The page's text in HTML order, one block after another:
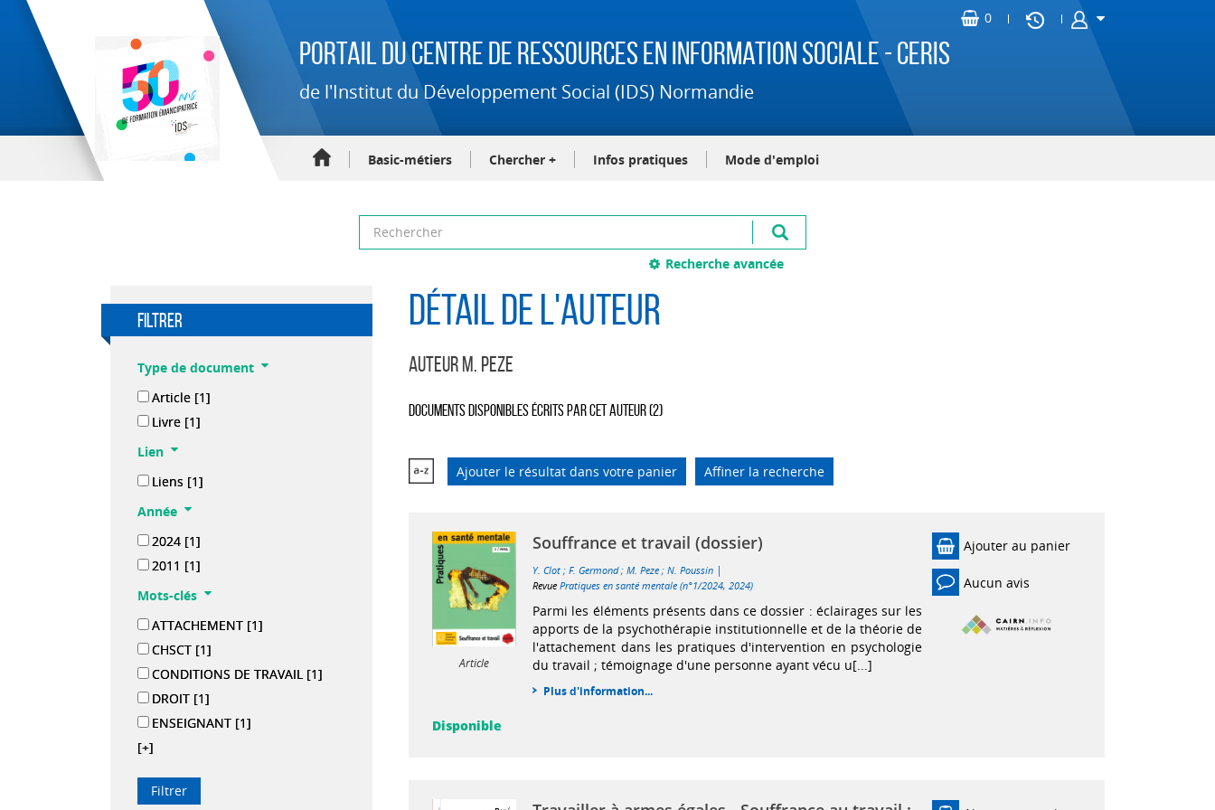
Portail du Centre de Ressources en Information Sociale - CERIS
de l'Institut du Développement Social (IDS) Normandie
Basic-métiers Chercher + Infos pratiques Mode d'emploi
Recherche avancée
filtrer
Type de document
Article [1]
Livre [1]
Lien
Liens [1]
Année
2024 [1]
2011 [1]
Mots-clés
ATTACHEMENT [1]
CHSCT [1]
CONDITIONS DE TRAVAIL [1]
DROIT [1]
ENSEIGNANT [1]
[+]
Détail de l'auteur
Auteur M. Peze
Documents disponibles écrits par cet auteur (2)
Ajouter le résultat dans votre panier Affiner la recherche
Article
Souffrance et travail (dossier)
Y. Clot ;F. Germond;M. Peze ;N. Poussin |
RevuePratiques en santé mentale (n°1/2024, 2024)
Parmi les éléments présents dans ce dossier : éclairages sur les
apports de la psychothérapie institutionnelle et de la théorie de
l'attachement dans les pratiques d'intervention en psychologie
du travail ; témoignage d'une personne ayant vécu u[...]
Plus d'information...
Ajouter au panier
Aucun avis
Disponible